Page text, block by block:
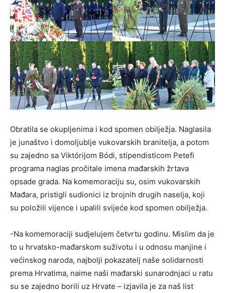
Obratila se okupljenima i kod spomen obilježja. Naglasila
je junaštvo i domoljublje vukovarskih branitelja, a potom
su zajedno sa Viktórijom Bódi, stipendisticom Petefi
programa naglas pročitale imena mađarskih žrtava
opsade grada. Na komemoraciju su, osim vukovarskih
Mađara, pristigli sudionici iz brojnih drugih naselja, koji
su položili vijence i upalili svijeće kod spomen obilježja.
-Na komemoraciji sudjelujem četvrtu godinu. Mislim da je
to u hrvatsko-mađarskom suživotu i u odnosu manjine i
većinskog naroda, najbolji pokazatelj naše solidarnosti
prema Hrvatima, naime naši mađarski sunarodnjaci u ratu
su se zajedno borili uz Hrvate – izjavila je za naš list